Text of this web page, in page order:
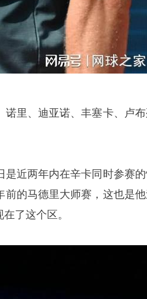
诺里、迪亚诺、丰塞卡、卢
是近两年内在辛卡同时参赛
前的马德里大师赛，这也是
了这个区。